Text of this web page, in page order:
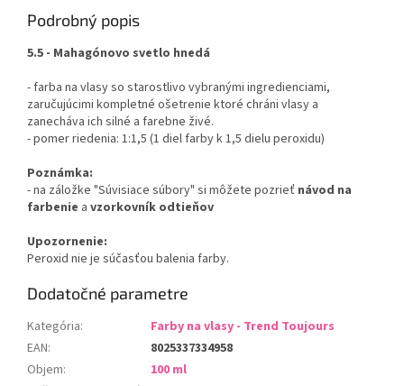
Podrobný popis
5.5 - Mahagónovo svetlo hnedá
- farba na vlasy so starostlivo vybranými ingredienciami,
zaručujúcimi kompletné ošetrenie ktoré chráni vlasy a
zanecháva ich silné a farebne živé.
- pomer riedenia: 1:1,5 (1 diel farby k 1,5 dielu peroxidu)
Poznámka:
- na záložke "Súvisiace súbory" si môžete pozrieť návod na
farbenie a vzorkovník odtieňov
Upozornenie:
Peroxid nie je súčasťou balenia farby.
Dodatočné parametre
Kategória:
Farby na vlasy - Trend Toujours
EAN:
8025337334958
Objem:
100 ml